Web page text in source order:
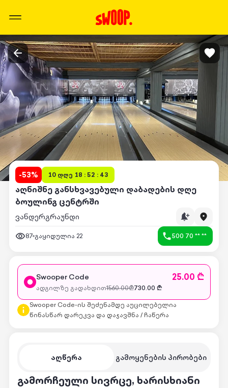
-53% 10 დღე 18 : 52 : 43
აღნიშნე განსხვავებული დაბადების დღე
ბოულინგ ცენტრში
ვანდერგრაუნდი
87 გაყიდულია 22 500 70 ** **
აღწერა გამოყენების პირობები
გამორჩეული სივრცე, ხარისხიანი
Swooper Code 25.00 ₾
ადგილზე გადახდით1560.00₾730.00 ₾
Swooper Code-ის შეძენამდე აუცილებელია
წინასწარ დარეკვა და დაჯავშნა / ჩაწერა